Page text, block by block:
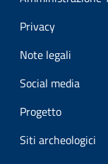
Privacy
Note legali
Social media
Progetto
Siti archeologici